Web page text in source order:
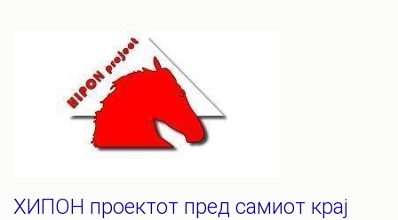
ХИПОН проектот пред самиот крај